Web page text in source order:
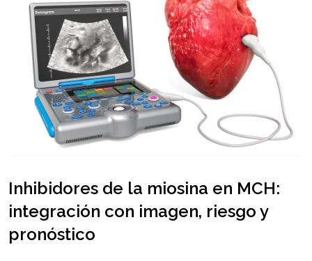
Inhibidores de la miosina en MCH:
integración con imagen, riesgo y
pronóstico